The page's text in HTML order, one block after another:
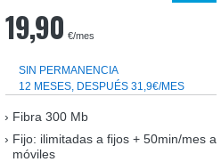
19,90 €/mes
SIN PERMANENCIA
12 MESES, DESPUÉS 31,9€/MES
Fibra 300 Mb
Fijo: ilimitadas a fijos + 50min/mes a
móviles